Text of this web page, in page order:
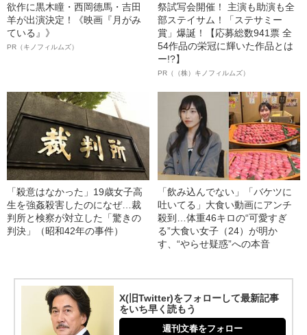
欲作に黒木瞳・西岡德馬・吉田
羊が出演決定！《映画『月がみ
ている』》
PR（キノフィルムズ）
祭試写会開催！ 主演も助演も全
部ステイサム！「ステサミー
賞」爆誕！【応募総数941票 全
54作品の栄冠に輝いた作品とは
ー!?】
PR（（株）キノフィルムズ）
「殺意はなかった」19歳女子高
生を強姦殺害したのになぜ…裁
判所と検察が対立した「驚きの
判決」（昭和42年の事件）
「飲み込んでない」「バケツに
吐いてる」大食い動画にアンチ
殺到…体重46キロの“可愛すぎ
る”大食い女子（24）が明か
す、“やらせ疑惑”への本音
X(旧Twitter)をフォローして最新記事
をいち早く読もう
週刊文春をフォロー